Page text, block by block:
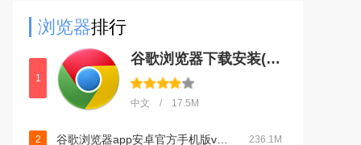
浏览器排行
1
谷歌浏览器下载安装(手机安卓版)官方下载2026最新版v149.0.7827.22安卓最新版
中文 / 17.5M
2 236.1M